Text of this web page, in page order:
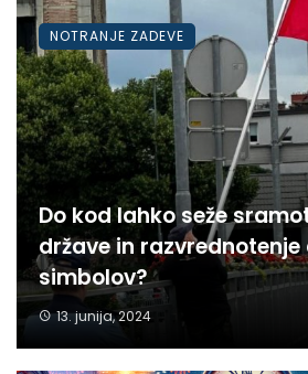
Do kod lahko seže
države in razvrednotenje
simbolov?
13. junija, 2024
NOTRANJE ZADEVE